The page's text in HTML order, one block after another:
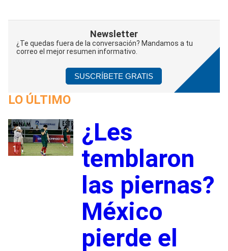
Newsletter
¿Te quedas fuera de la conversación? Mandamos a tu
correo el mejor resumen informativo.
SUSCRÍBETE GRATIS
LO ÚLTIMO
1
¿Les
temblaron
las piernas?
México
pierde el